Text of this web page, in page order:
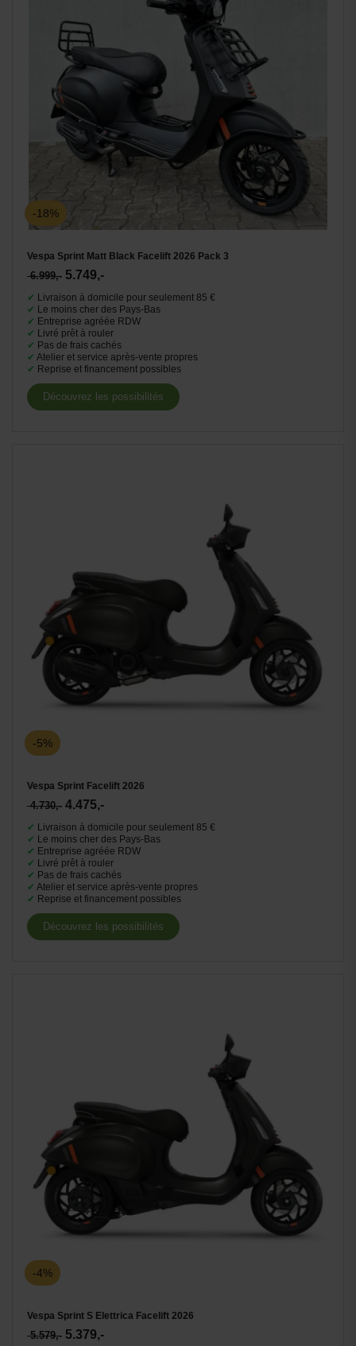
-18%
Vespa Sprint Matt Black Facelift 2026 Pack 3
6.999,- 5.749,-
✔ Livraison à domicile pour seulement 85 €
✔ Le moins cher des Pays-Bas
✔ Entreprise agréée RDW
✔ Livré prêt à rouler
✔ Pas de frais cachés
✔ Atelier et service après-vente propres
✔ Reprise et financement possibles
Découvrez les possibilités
-5%
Vespa Sprint Facelift 2026
4.730,- 4.475,-
✔ Livraison à domicile pour seulement 85 €
✔ Le moins cher des Pays-Bas
✔ Entreprise agréée RDW
✔ Livré prêt à rouler
✔ Pas de frais cachés
✔ Atelier et service après-vente propres
✔ Reprise et financement possibles
Découvrez les possibilités
-4%
Vespa Sprint S Elettrica Facelift 2026
5.579,- 5.379,-